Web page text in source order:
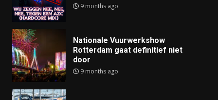
9 months ago
Nationale Vuurwerkshow
Rotterdam gaat definitief niet
door
9 months ago